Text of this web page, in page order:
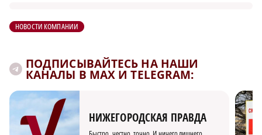
НОВОСТИ КОМПАНИИ
ПОДПИСЫВАЙТЕСЬ НА НАШИ
КАНАЛЫ В MAX И TELEGRAM:
НИЖЕГОРОДСКАЯ ПРАВДА